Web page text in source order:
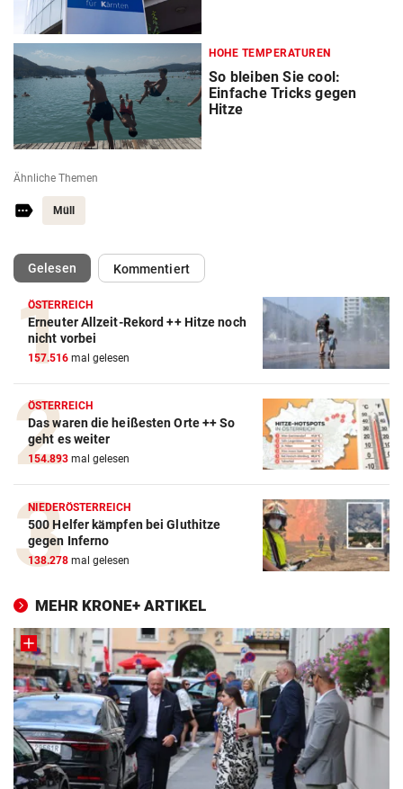
HOHE TEMPERATUREN
So bleiben Sie cool:
Einfache Tricks gegen
Hitze
Ähnliche Themen
Müll
Gelesen(ausgewählt)Kommentiert
ÖSTERREICH
Erneuter Allzeit-Rekord ++ Hitze noch
nicht vorbei
157.516 mal gelesen
ÖSTERREICH
Das waren die heißesten Orte ++ So
geht es weiter
154.893 mal gelesen
NIEDERÖSTERREICH
500 Helfer kämpfen bei Gluthitze
gegen Inferno
138.278 mal gelesen
MEHR KRONE+ ARTIKEL